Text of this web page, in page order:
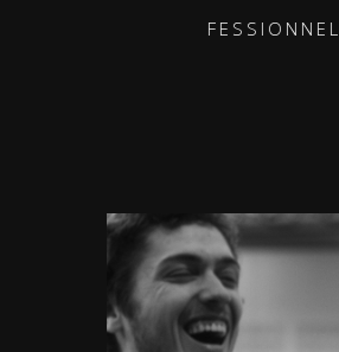
CYCLE PROFESSIONNEL,